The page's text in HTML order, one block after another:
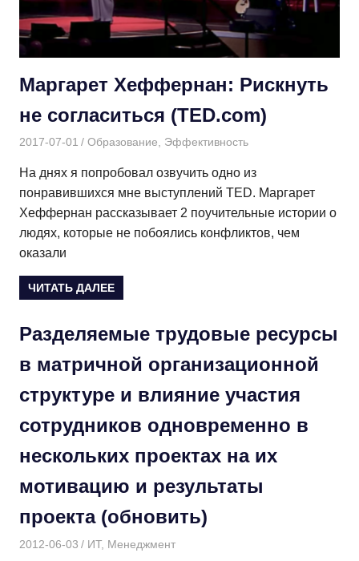
Маргарет Хеффернан: Рискнуть
не согласиться (TED.com)
2017-07-01 Дмитрий
Образование Эффективность
На днях я попробовал озвучить одно из
понравившихся мне выступлений TED. Маргарет
Хеффернан рассказывает 2 поучительные истории о
людях, которые не побоялись конфликтов, чем
оказали
ЧИТАТЬ ДАЛЕЕ
Разделяемые трудовые ресурсы
в матричной организационной
структуре и влияние участия
сотрудников одновременно в
нескольких проектах на их
мотивацию и результаты
проекта (обновить)
2012-06-03 Дмитрий
ИТ, Менеджмент